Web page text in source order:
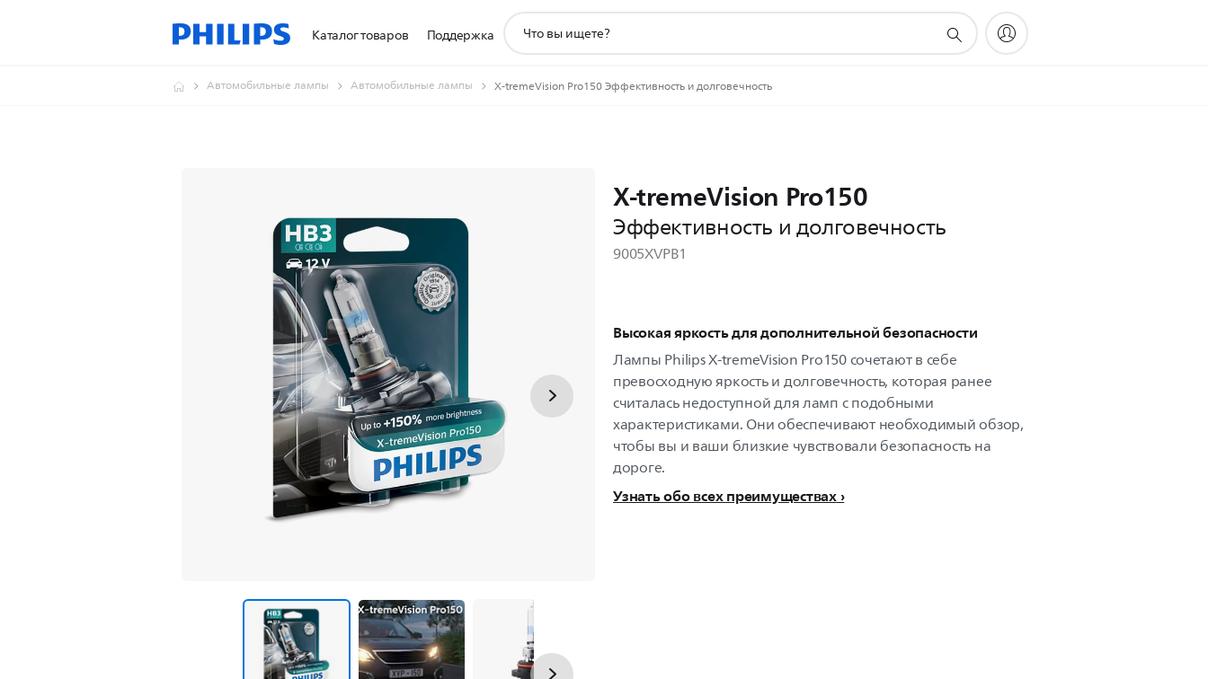
Каталог товаров Поддержка
поддержки
Автомобильные лампы Автомобильные лампы X-tremeVision Pro150 Эффективность и долговечность
X-tremeVision Pro150
Эффективность и долговечность
9005XVPB1
Высокая яркость для дополнительной безопасности
Лампы Philips X-tremeVision Pro150 сочетают в себе
превосходную яркость и долговечность, которая ранее
считалась недоступной для ламп с подобными
характеристиками. Они обеспечивают необходимый обзор,
чтобы вы и ваши близкие чувствовали безопасность на
дороге.
Узнать обо всех преимуществах